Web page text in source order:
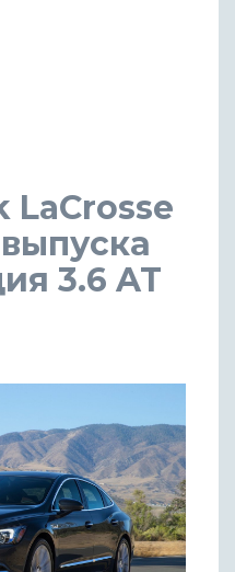
LaCrosse
выпуска
3.6 AT